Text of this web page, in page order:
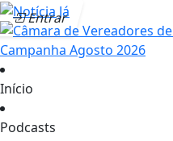
Entrar
Início
Podcasts